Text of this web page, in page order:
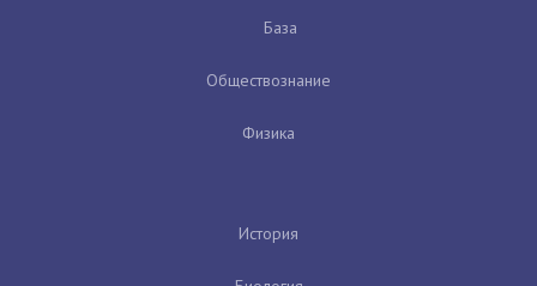
База
Обществознание
Физика
История